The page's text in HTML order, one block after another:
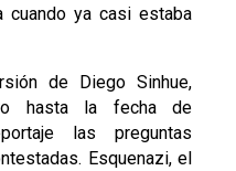
cuando ya casi estaba
de Diego Sinhue,
hasta la fecha de
las preguntas
Esquenazi, el